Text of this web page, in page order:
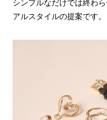
シンプルなだけでは終わ
アルスタイルの提案です。